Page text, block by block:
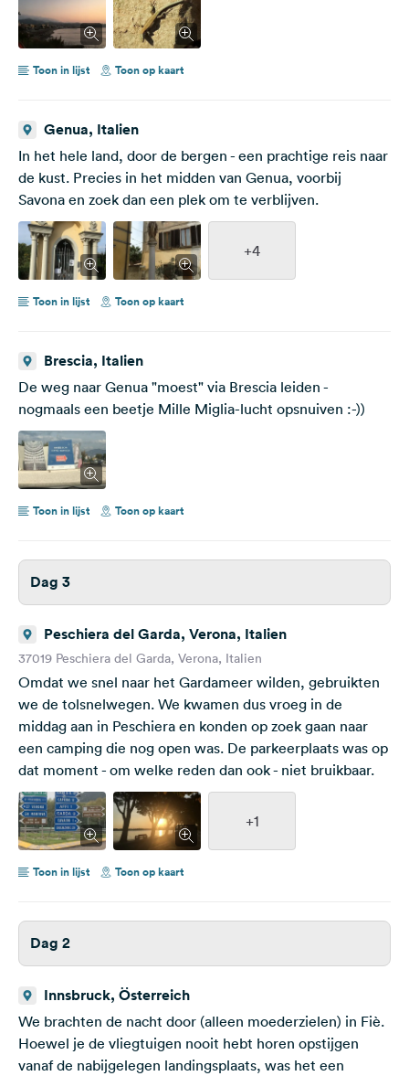
Toon in lijst Toon op kaart
Genua, Italien
In het hele land, door de bergen - een prachtige reis naar
de kust. Precies in het midden van Genua, voorbij
Savona en zoek dan een plek om te verblijven.
+4
Toon in lijst Toon op kaart
Brescia, Italien
De weg naar Genua "moest" via Brescia leiden -
nogmaals een beetje Mille Miglia-lucht opsnuiven :-))
Toon in lijst Toon op kaart
Dag 3
Peschiera del Garda, Verona, Italien
37019 Peschiera del Garda, Verona, Italien
Omdat we snel naar het Gardameer wilden, gebruikten
we de tolsnelwegen. We kwamen dus vroeg in de
middag aan in Peschiera en konden op zoek gaan naar
een camping die nog open was. De parkeerplaats was op
dat moment - om welke reden dan ook - niet bruikbaar.
+1
Toon in lijst Toon op kaart
Dag 2
Innsbruck, Österreich
We brachten de nacht door (alleen moederzielen) in Fiè.
Hoewel je de vliegtuigen nooit hebt horen opstijgen
vanaf de nabijgelegen landingsplaats, was het een